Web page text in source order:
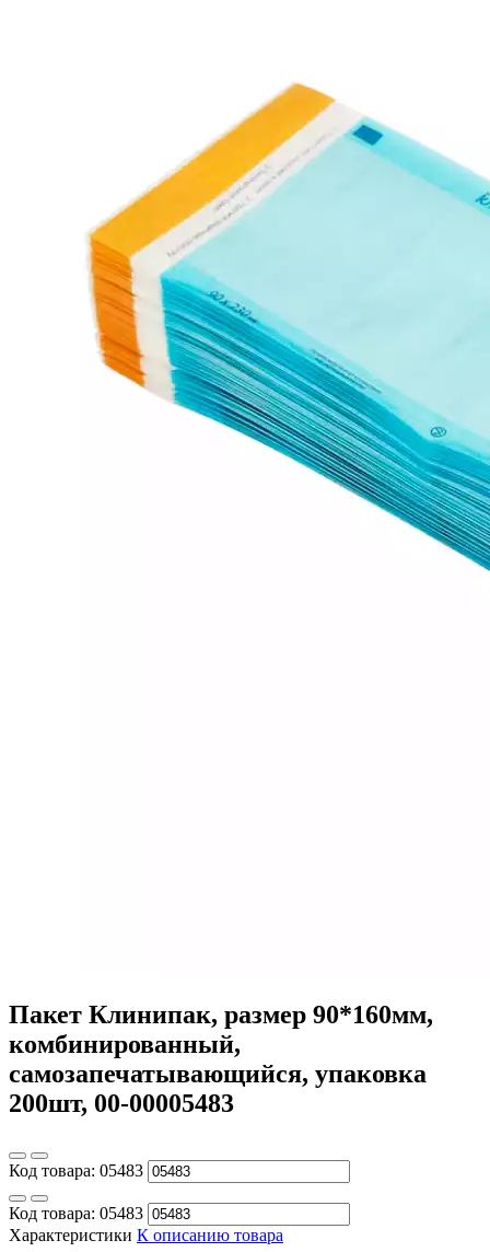
Пакет Клинипак, размер 90*160мм,
комбинированный,
самозапечатывающийся, упаковка
200шт, 00-00005483
Код товара: 05483
Код товара: 05483
Характеристики К описанию товара